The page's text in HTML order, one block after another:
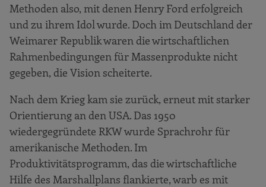
Methoden also, mit denen Henry Ford erfolgreich
und zu ihrem Idol wurde. Doch im Deutschland der
Weimarer Republik waren die wirtschaftlichen
Rahmenbedingungen für Massenprodukte nicht
gegeben, die Vision scheiterte.
Nach dem Krieg kam sie zurück, erneut mit starker
Orientierung an den USA. Das 1950
wiedergegründete RKW wurde Sprachrohr für
amerikanische Methoden. Im
Produktivitätsprogramm, das die wirtschaftliche
Hilfe des Marshallplans flankierte, warb es mit